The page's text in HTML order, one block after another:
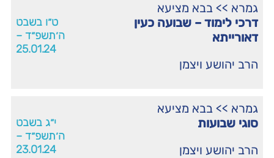
גמרא >> בבא מציעא
דרכי לימוד – שבועה כעין
דאורייתא
הרב יהושע ויצמן
ט״ו בשבט
ה׳תשפ״ד –
25.01.24
גמרא >> בבא מציעא
סוגי שבועות
הרב יהושע ויצמן
י״ג בשבט
ה׳תשפ״ד –
23.01.24